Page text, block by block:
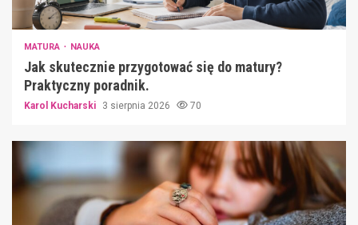
MATURA NAUKA
Jak skutecznie przygotować się do matury?
Praktyczny poradnik.
Karol Kucharski 3 sierpnia 2026 70